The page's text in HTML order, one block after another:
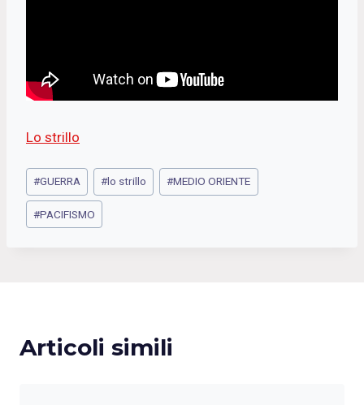
Lo strillo
Tag
articolo:
#GUERRA #lo strillo #MEDIO ORIENTE
#PACIFISMO
Articoli simili